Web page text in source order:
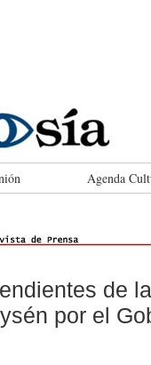
Agenda
de
por el